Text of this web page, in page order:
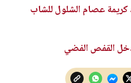
عصام الشلول للشاب
القفص الفضي